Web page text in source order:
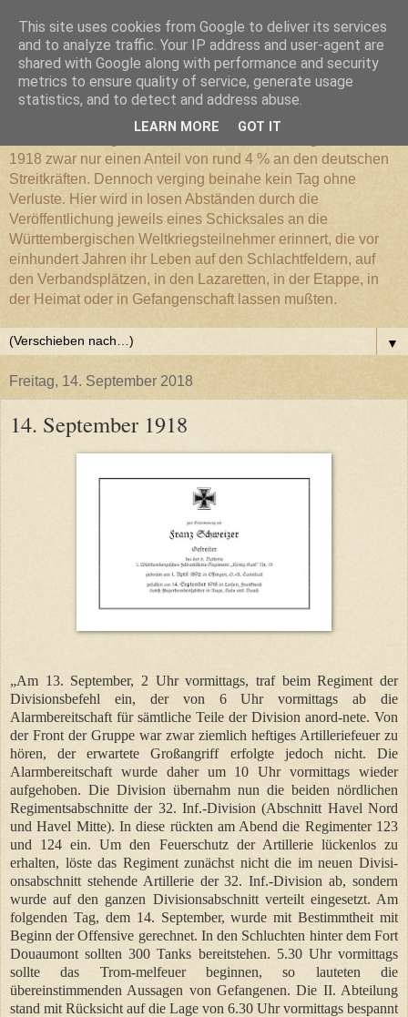
Württembergischer
Weltkriegs-Blog
1918 zwar nur einen Anteil von rund 4 % an den deutschen
Streitkräften. Dennoch verging beinahe kein Tag ohne
Verluste. Hier wird in losen Abständen durch die
Veröffentlichung jeweils eines Schicksales an die
Württembergischen Weltkriegsteilnehmer erinnert, die vor
einhundert Jahren ihr Leben auf den Schlachtfeldern, auf
den Verbandsplätzen, in den Lazaretten, in der Etappe, in
der Heimat oder in Gefangenschaft lassen mußten.
▼
Freitag, 14. September 2018
14. September 1918
„Am 13. September, 2 Uhr vormittags, traf beim Regiment der
Divisionsbefehl ein, der von 6 Uhr vormittags ab die
Alarmbereitschaft für sämtliche Teile der Division anord-nete. Von
der Front der Gruppe war zwar ziemlich heftiges Artilleriefeuer zu
hören, der erwartete Großangriff erfolgte jedoch nicht. Die
Alarmbereitschaft wurde daher um 10 Uhr vormittags wieder
aufgehoben. Die Division übernahm nun die beiden nördlichen
Regimentsabschnitte der 32. Inf.-Division (Abschnitt Havel Nord
und Havel Mitte). In diese rückten am Abend die Regimenter 123
und 124 ein. Um den Feuerschutz der Artillerie lückenlos zu
erhalten, löste das Regiment zunächst nicht die im neuen Divisi-
onsabschnitt stehende Artillerie der 32. Inf.-Division ab, sondern
wurde auf den ganzen Divisionsabschnitt verteilt eingesetzt. Am
folgenden Tag, dem 14. September, wurde mit Bestimmtheit mit
Beginn der Offensive gerechnet. In den Schluchten hinter dem Fort
Douaumont sollten 300 Tanks bereitstehen. 5.30 Uhr vormittags
sollte das Trom-melfeuer beginnen, so lauteten die
übereinstimmenden Aussagen von Gefangenen. Die II. Abteilung
stand mit Rücksicht auf die Lage von 6.30 Uhr vormittags bespannt
This site uses cookies from Google to deliver its services
and to analyze traffic. Your IP address and user-agent are
shared with Google along with performance and security
metrics to ensure quality of service, generate usage
statistics, and to detect and address abuse.
LEARN MORE GOT IT